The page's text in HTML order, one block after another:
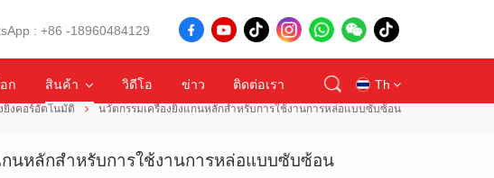
: +86 -18960484129
ก สินค้า วิดีโอ ข่าว ติดต่อเรา Th
en
ยิงคอร์อัตโนมัติ นวัตกรรมเครื่องยิงแกนหลักสำหรับการใช้งานการหล่อแบบซับซ้อน
กนหลักสำหรับการใช้งานการหล่อแบบซับซ้อน